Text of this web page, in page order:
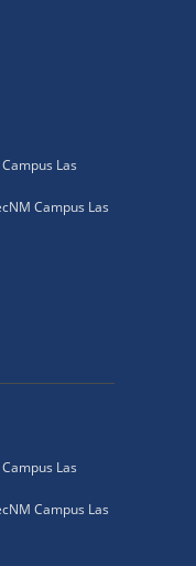
Las
Campus Las
Las
Campus Las